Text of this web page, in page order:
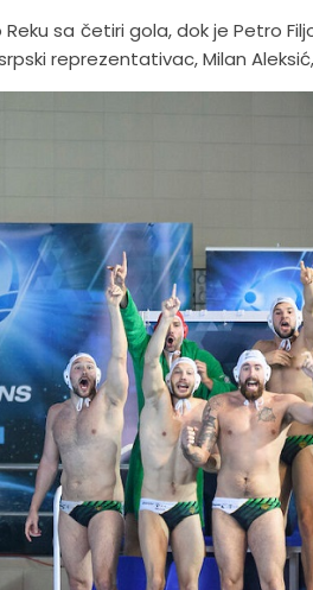
sa četiri gola, dok je Petro
reprezentativac, Milan